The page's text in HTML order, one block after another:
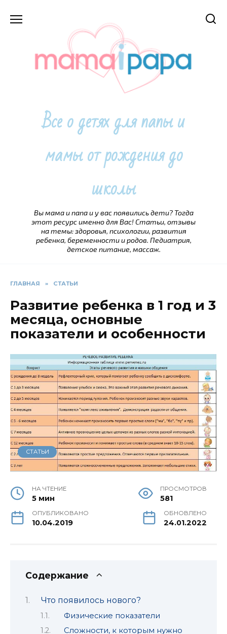
Все о детях для папы и
мамы от рождения до
школы
Вы мама и папа и у вас появились дети? Тогда
этот ресурс именно для Вас! Статьи, отзывы
на темы: здоровья, психологии, развития
ребенка, беременности и родов. Педиатрия,
детское питание, массаж.
ГЛАВНАЯ » СТАТЬИ
Развитие ребенка в 1 год и 3
месяца, основные
показатели и особенности
СТАТЬИ
НА ЧТЕНИЕ
5 мин
ПРОСМОТРОВ
581
ОПУБЛИКОВАНО
10.04.2019
ОБНОВЛЕНО
24.01.2022
Содержание
Что появилось нового?
Физические показатели
Сложности, к которым нужно